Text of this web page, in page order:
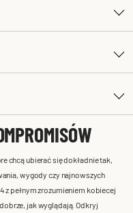
chcą ubierać się dokładnie tak,
wygody czy najnowszych
pełnym zrozumieniem kobiecej
jak wyglądają. Odkryj